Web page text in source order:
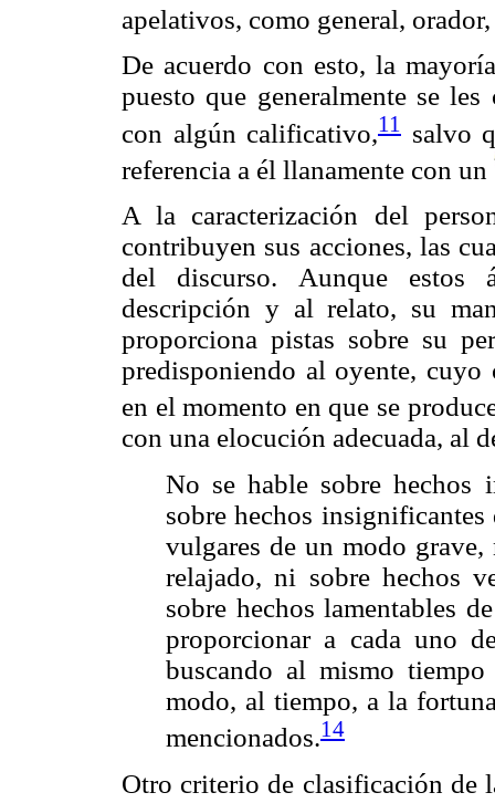
apelativos, como general, orador,
De acuerdo con esto, la
puesto que generalmente se
con algún calificativo,11 salvo
referencia a él llanamente con un
A la caracterización del
contribuyen sus acciones, las
del discurso. Aunque estos
descripción y al relato, su
proporciona pistas sobre su
predisponiendo al oyente, cuyo
en el momento en que se
con una elocución adecuada, al
No se hable sobre hechos
sobre hechos
vulgares de un modo
relajado, ni sobre hechos
sobre hechos lamentables
proporcionar a cada uno
buscando al mismo
modo, al tiempo, a la
mencionados.14
Otro criterio de clasificación de